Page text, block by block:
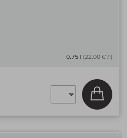
0,75 l (22,00 € /l)
In